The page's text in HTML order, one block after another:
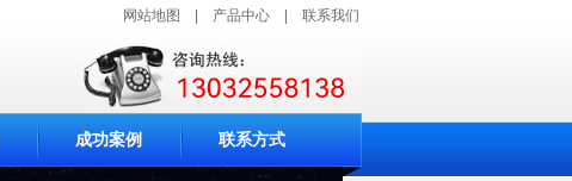
网站地图 产品中心 联系我们
成功案例 联系方式